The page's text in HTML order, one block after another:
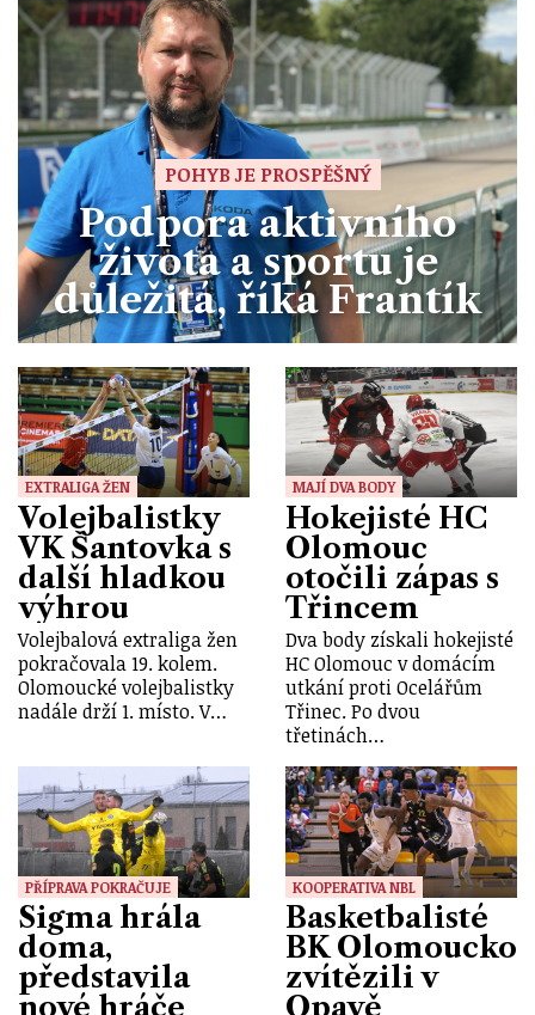
POHYB JE PROSPĚŠNÝ
Podpora aktivního
života a sportu je
důležitá, říká Frantík
EXTRALIGA ŽEN
Volejbalistky
VK Šantovka s
další hladkou
výhrou
Volejbalová extraliga žen
pokračovala 19. kolem.
Olomoucké volejbalistky
nadále drží 1. místo. V…
MAJÍ DVA BODY
Hokejisté HC
Olomouc
otočili zápas s
Třincem
Dva body získali hokejisté
HC Olomouc v domácím
utkání proti Ocelářům
Třinec. Po dvou
třetinách…
PŘÍPRAVA POKRAČUJE
Sigma hrála
doma,
představila
nové hráče
KOOPERATIVA NBL
Basketbalisté
BK Olomoucko
zvítězili v
Opavě